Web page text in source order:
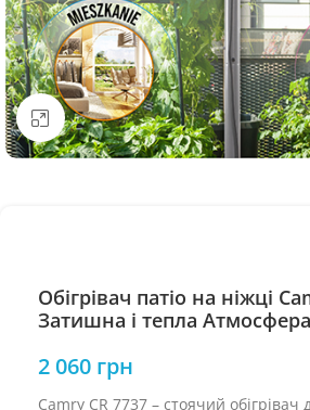
Натисніть, щоб збільшити
Обігрівач патіо на ніжці
Затишна і тепла Атмосфера
2 060 грн
Camry CR 7737 – стоячий обігрівач